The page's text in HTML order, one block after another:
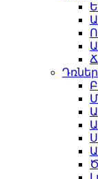
Դռներ